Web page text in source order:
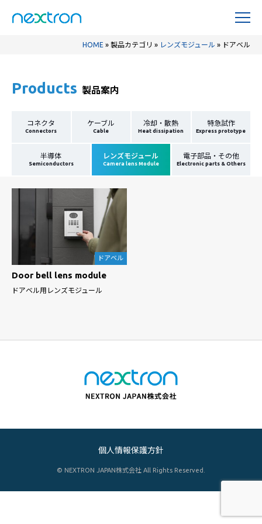
HOME » 製品カテゴリ » レンズモジュール » ドアベル
Products 製品案内
コネクタ
Connectors
ケーブル
Cable
冷却・散熱
Heat dissipation
特急試作
Express prototype
半導体
Semiconductors
レンズモジュール
Camera lens Module
電子部品・その他
Electronic parts & Others
Door bell lens module
ドアベル
ドアベル用レンズモジュール
個人情報保護方針
© NEXTRON JAPAN株式会社 All Rights Reserved.